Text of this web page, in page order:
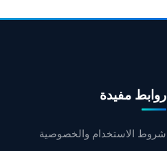
روابط مفيدة
شروط الاستخدام والخصوصية